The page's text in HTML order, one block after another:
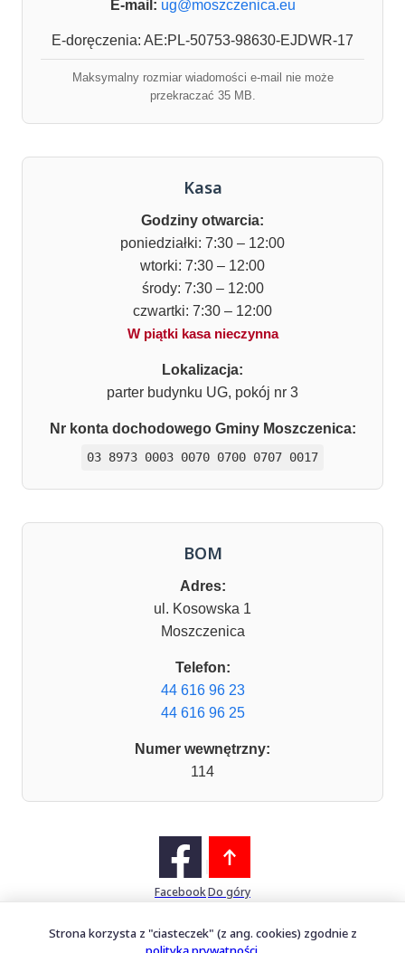
E-mail: ug@moszczenica.eu
E-doręczenia: AE:PL-50753-98630-EJDWR-17
Maksymalny rozmiar wiadomości e-mail nie może
przekraczać 35 MB.
Kasa
Godziny otwarcia:
poniedziałki: 7:30 – 12:00
wtorki: 7:30 – 12:00
środy: 7:30 – 12:00
czwartki: 7:30 – 12:00
W piątki kasa nieczynna
Lokalizacja:
parter budynku UG, pokój nr 3
Nr konta dochodowego Gminy Moszczenica:
03 8973 0003 0070 0700 0707 0017
BOM
Adres:
ul. Kosowska 1
Moszczenica
Telefon:
44 616 96 23
44 616 96 25
Numer wewnętrzny:
114
FacebookDo góry
Strona korzysta z "ciasteczek" (z ang. cookies) zgodnie z